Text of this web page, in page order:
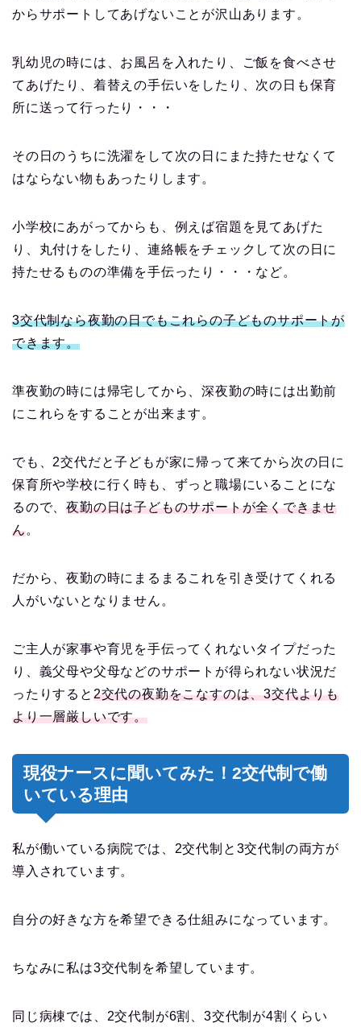
からサポートしてあげないことが沢山あります。
乳幼児の時には、お風呂を入れたり、ご飯を食べさせ
てあげたり、着替えの手伝いをしたり、次の日も保育
所に送って行ったり・・・
その日のうちに洗濯をして次の日にまた持たせなくて
はならない物もあったりします。
小学校にあがってからも、例えば宿題を見てあげた
り、丸付けをしたり、連絡帳をチェックして次の日に
持たせるものの準備を手伝ったり・・・など。
3交代制なら夜勤の日でもこれらの子どものサポートが
できます。
準夜勤の時には帰宅してから、深夜勤の時には出勤前
にこれらをすることが出来ます。
でも、2交代だと子どもが家に帰って来てから次の日に
保育所や学校に行く時も、ずっと職場にいることにな
るので、夜勤の日は子どものサポートが全くできませ
ん。
だから、夜勤の時にまるまるこれを引き受けてくれる
人がいないとなりません。
ご主人が家事や育児を手伝ってくれないタイプだった
り、義父母や父母などのサポートが得られない状況だ
ったりすると 2交代の夜勤をこなすのは、3交代よりも
より一層厳しいです。
現役ナースに聞いてみた！2交代制で働
いている理由
私が働いている病院では、2交代制と3交代制の両方が
導入されています。
自分の好きな方を希望できる仕組みになっています。
ちなみに私は3交代制を希望しています。
同じ病棟では、2交代制が6割、3交代制が4割くらい